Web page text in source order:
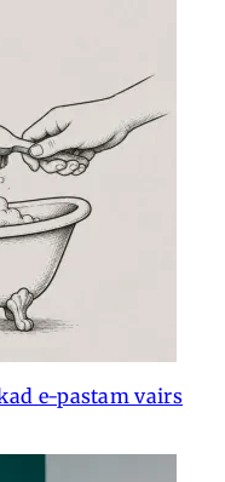
e-pastam vairs